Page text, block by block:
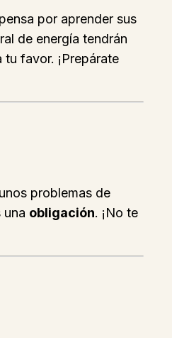
por aprender sus
de energía tendrán
favor. ¡Prepárate
problemas de
una obligación. ¡No te